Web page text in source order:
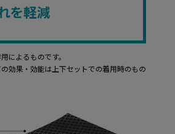
を軽減
によるものです。
効果・効能は上下セットでの着用時のもの